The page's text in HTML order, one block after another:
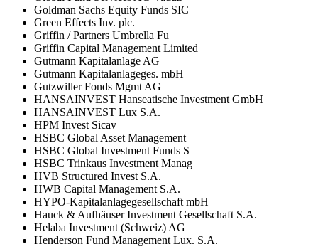
Goldman Sachs Equity Funds SIC
Green Effects Inv. plc.
Griffin / Partners Umbrella Fu
Griffin Capital Management Limited
Gutmann Kapitalanlage AG
Gutmann Kapitalanlageges. mbH
Gutzwiller Fonds Mgmt AG
HANSAINVEST Hanseatische Investment GmbH
HANSAINVEST Lux S.A.
HPM Invest Sicav
HSBC Global Asset Management
HSBC Global Investment Funds S
HSBC Trinkaus Investment Manag
HVB Structured Invest S.A.
HWB Capital Management S.A.
HYPO-Kapitalanlagegesellschaft mbH
Hauck & Aufhäuser Investment Gesellschaft S.A.
Helaba Investment (Schweiz) AG
Henderson Fund Management Lux. S.A.